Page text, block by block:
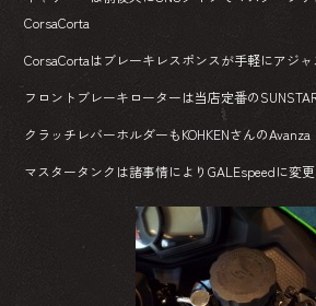
CorsaCorta
CorsaCortaはブレーキレスポンスが手軽にアジ
フロントブレーキローターは当店定番の
クラッチレバーホルダーもKOHKENさんのAvanza
マスタータンクは諸事情によりGALEspeedに変更